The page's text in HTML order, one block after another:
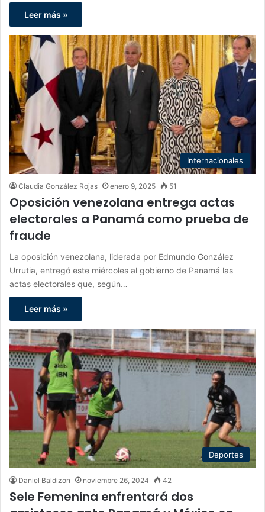
Leer más »
Internacionales
Claudia González Rojas enero 9, 2025 51
Oposición venezolana entrega actas
electorales a Panamá como prueba de
fraude
La oposición venezolana, liderada por Edmundo González
Urrutia, entregó este miércoles al gobierno de Panamá las
actas electorales que, según…
Leer más »
Deportes
Daniel Baldizon noviembre 26, 2024 42
Sele Femenina enfrentará dos